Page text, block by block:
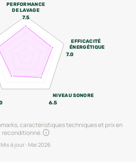
PERFORMANCE
DE LAVAGE
7.5
EFFICACITÉ
ÉNERGÉTIQUE
7.0
NIVEAU SONORE
6.5
caractéristiques techniques et prix en
reconditionné.
Mis à jour : Mai 2026